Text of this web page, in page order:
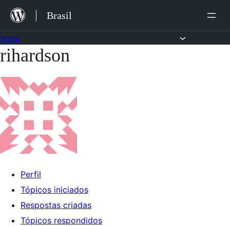
para
o
conteúdo
Brasil
Pular
o
conteúdo
rihardson
Perfil
Tópicos iniciados
Respostas criadas
Tópicos respondidos